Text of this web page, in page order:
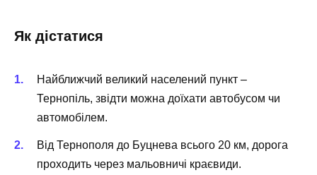
Як дістатися
Найближчий великий населений пункт –
Тернопіль, звідти можна доїхати автобусом чи
автомобілем.
Від Тернополя до Буцнева всього 20 км, дорога
проходить через мальовничі краєвиди.